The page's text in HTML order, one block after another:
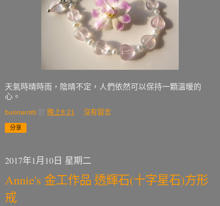
天氣時晴時雨，陰晴不定，人們依然可以保持一顆溫暖的
心。
buonarotti 於 晚上8:21 沒有留言:
分享
2017年1月10日 星期二
Annie's 金工作品 透輝石(十字星石)方形
戒